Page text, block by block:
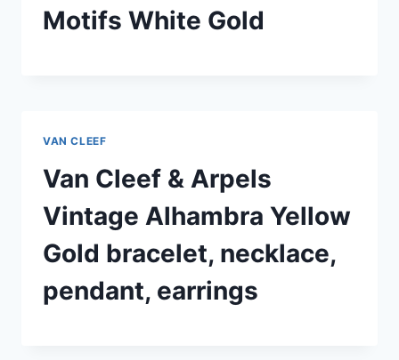
Motifs White Gold
VAN CLEEF
Van Cleef & Arpels
Vintage Alhambra Yellow
Gold bracelet, necklace,
pendant, earrings